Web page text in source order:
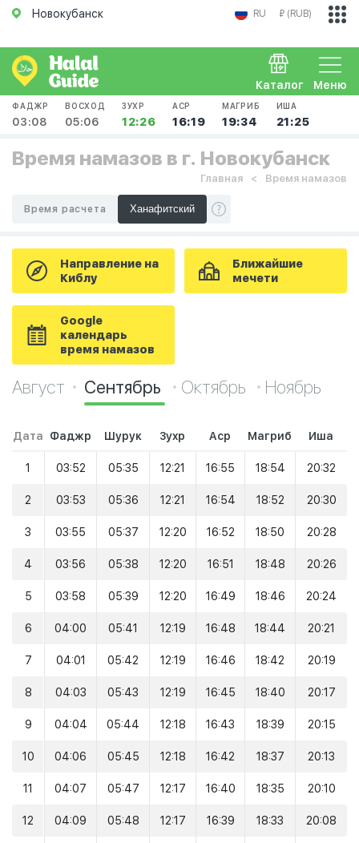
Новокубанск RU ₽ (RUB)
Меню
Каталог
ФАДЖР
03:08
ВОСХОД
05:06
ЗУХР
12:26
АСР
16:19
МАГРИБ
19:34
ИША
21:25
Время намазов в г. Новокубанск
Главная Время намазов
Время расчета
Направление на
Киблу
Ближайшие
мечети
Google
календарь
время намазов
Август Сентябрь Октябрь Ноябрь
Дата Фаджр Шурук Зухр Аср Магриб Иша
1 03:52 05:35 12:21 16:55 18:54 20:32
2 03:53 05:36 12:21 16:54 18:52 20:30
3 03:55 05:37 12:20 16:52 18:50 20:28
4 03:56 05:38 12:20 16:51 18:48 20:26
5 03:58 05:39 12:20 16:49 18:46 20:24
6 04:00 05:41 12:19 16:48 18:44 20:21
7 04:01 05:42 12:19 16:46 18:42 20:19
8 04:03 05:43 12:19 16:45 18:40 20:17
9 04:04 05:44 12:18 16:43 18:39 20:15
10 04:06 05:45 12:18 16:42 18:37 20:13
11 04:07 05:47 12:17 16:40 18:35 20:10
12 04:09 05:48 12:17 16:39 18:33 20:08